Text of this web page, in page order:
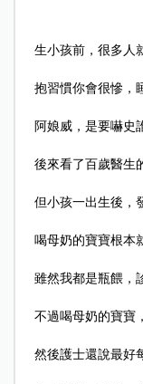
生小孩前，很多人
抱習慣你會很慘，
阿娘威，是要嚇史
後來看了百歲醫生
但小孩一出生後，
喝母奶的寶寶根本
雖然我都是瓶餵，
不過喝母奶的寶寶
然後護士還說最好